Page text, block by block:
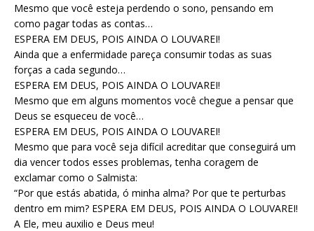
Mesmo que você esteja perdendo o sono, pensando em
como pagar todas as contas…
ESPERA EM DEUS, POIS AINDA O LOUVAREI!
Ainda que a enfermidade pareça consumir todas as suas
forças a cada segundo…
ESPERA EM DEUS, POIS AINDA O LOUVAREI!
Mesmo que em alguns momentos você chegue a pensar que
Deus se esqueceu de você…
ESPERA EM DEUS, POIS AINDA O LOUVAREI!
Mesmo que para você seja difícil acreditar que conseguirá um
dia vencer todos esses problemas, tenha coragem de
exclamar como o Salmista:
“Por que estás abatida, ó minha alma? Por que te perturbas
dentro em mim? ESPERA EM DEUS, POIS AINDA O LOUVAREI!
A Ele, meu auxilio e Deus meu!